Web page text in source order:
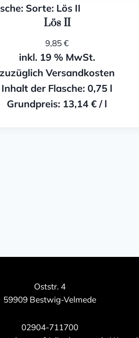
Lös II
9,85€
inkl. 19 % MwSt.
zuzüglich Versandkosten
Inhalt der Flasche: 0,75 l
Grundpreis: 13,14 € / l
Oststr. 4
59909 Bestwig-Velmede
02904-711700